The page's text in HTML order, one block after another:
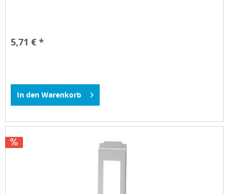
5,71 € *
In den Warenkorb